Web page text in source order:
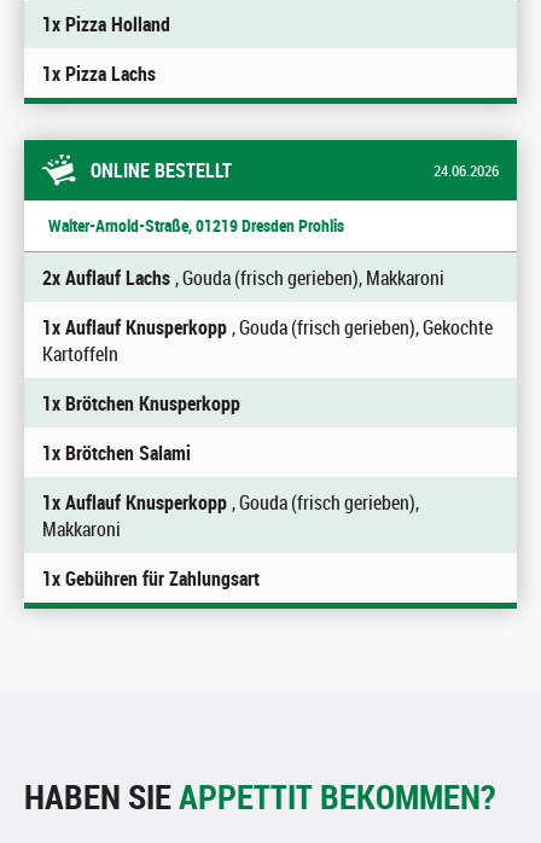
1x Pizza Holland
1x Pizza Lachs
ONLINE BESTELLT 24.06.2026
Walter-Arnold-Straße, 01219 Dresden Prohlis
2x Auflauf Lachs, Gouda (frisch gerieben), Makkaroni
1x Auflauf Knusperkopp, Gouda (frisch gerieben), Gekochte
Kartoffeln
1x Brötchen Knusperkopp
1x Brötchen Salami
1x Auflauf Knusperkopp, Gouda (frisch gerieben),
Makkaroni
1x Gebühren für Zahlungsart
HABEN SIEAPPETTIT BEKOMMEN?